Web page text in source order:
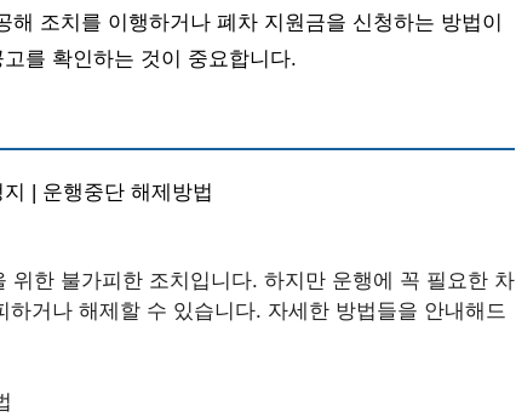
조치를 이행하거나 폐차 지원금을 신청하는 방법이
를 확인하는 것이 중요합니다.
| 운행중단 해제방법
위한 불가피한 조치입니다. 하지만 운행에 꼭 필요한 차
거나 해제할 수 있습니다. 자세한 방법들을 안내해드